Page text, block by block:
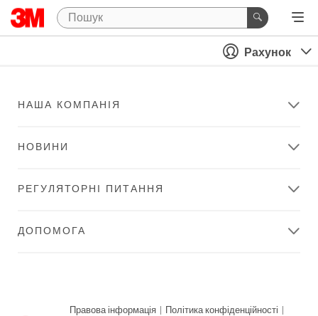
Рахунок
НАША КОМПАНІЯ
НОВИНИ
РЕГУЛЯТОРНІ ПИТАННЯ
ДОПОМОГА
Правова інформація Політика конфіденційності